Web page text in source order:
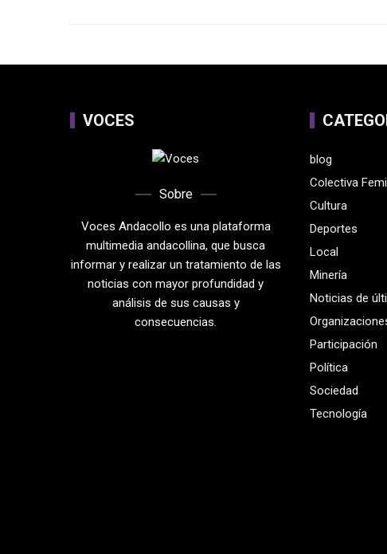
VOCES
Sobre
Voces Andacollo es una plataforma
multimedia andacollina, que busca
informar y realizar un tratamiento de las
noticias con mayor profundidad y
análisis de sus causas y
consecuencias.
blog
Colectiva
Cultura
Deportes
Local
Minería
Noticias de
Participación
Política
Sociedad
Tecnología